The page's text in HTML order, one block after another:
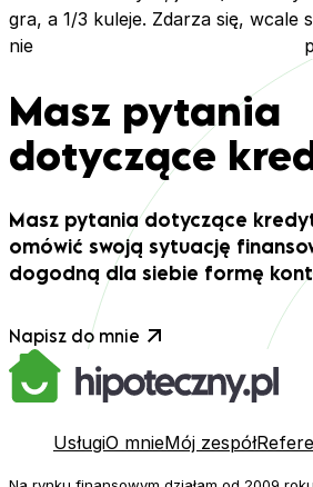
gra, a 1/3 kuleje. Zdarza się, wcale
nie
Masz pytania
dotyczące
Masz pytania dotyczące
omówić swoją sytuację
dogodną dla siebie formę
Napisz do mnie
UsługiO mnieMój zespół